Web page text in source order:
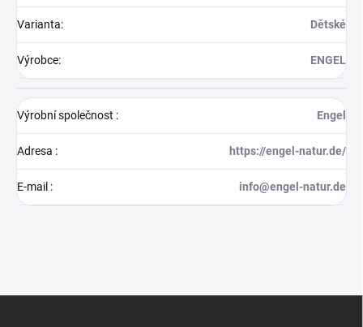
Varianta: Dětské
Výrobce: ENGEL
Výrobní společnost : Engel
Adresa : https://engel-natur.de/
E-mail : info@engel-natur.de